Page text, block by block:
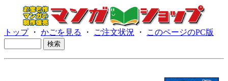
トップ・ かごを見る ・ ご注文状況 ・ このページのPC版